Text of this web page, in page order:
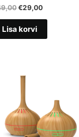
Algne
€49,00.
€29,00Current
Lisa korvi